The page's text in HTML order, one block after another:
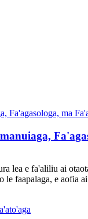
lea e fa'aliliu ai
le faapalaga, e